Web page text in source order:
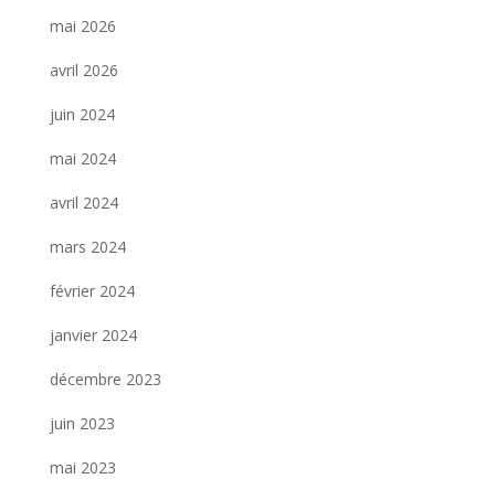
mai 2026
avril 2026
juin 2024
mai 2024
avril 2024
mars 2024
février 2024
janvier 2024
décembre 2023
juin 2023
mai 2023